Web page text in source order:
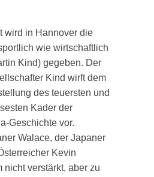
wird in Hannover die
wie wirtschaftlich
Kind) gegeben. Der
Kind wirft dem
des teuersten und
Kader der
Geschichte vor.
Walace, der Japaner
Kevin
nicht verstärkt, aber zu